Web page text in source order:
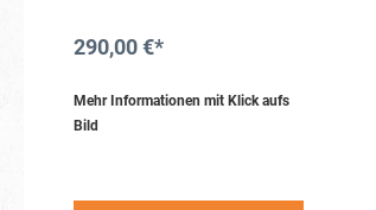
290,00 €*
Mehr Informationen mit Klick aufs
Bild